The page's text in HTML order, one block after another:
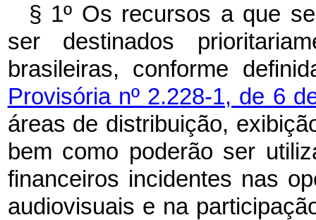
§ 1º Os recursos a que
ser destinados
brasileiras, conforme
Provisória nº 2.228-1, de 6
áreas de distribuição,
bem como poderão ser
financeiros incidentes nas
audiovisuais e na